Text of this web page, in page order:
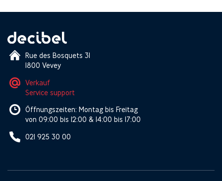
Rue des Bosquets 31
1800 Vevey
Verkauf
Service support
Öffnungszeiten: Montag bis Freitag
von 09:00 bis 12:00 & 14:00 bis 17:00
021 925 30 00